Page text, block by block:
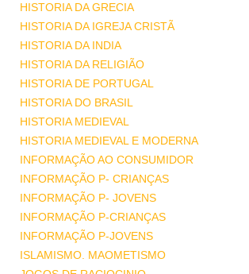
HISTORIA DA GRECIA
HISTORIA DA IGREJA CRISTÃ
HISTORIA DA INDIA
HISTORIA DA RELIGIÃO
HISTORIA DE PORTUGAL
HISTORIA DO BRASIL
HISTORIA MEDIEVAL
HISTORIA MEDIEVAL E MODERNA
INFORMAÇÃO AO CONSUMIDOR
INFORMAÇÃO P- CRIANÇAS
INFORMAÇÃO P- JOVENS
INFORMAÇÃO P-CRIANÇAS
INFORMAÇÃO P-JOVENS
ISLAMISMO. MAOMETISMO